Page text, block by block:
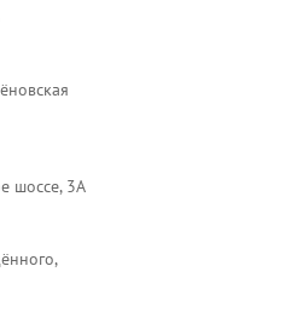
шоссе, 3А